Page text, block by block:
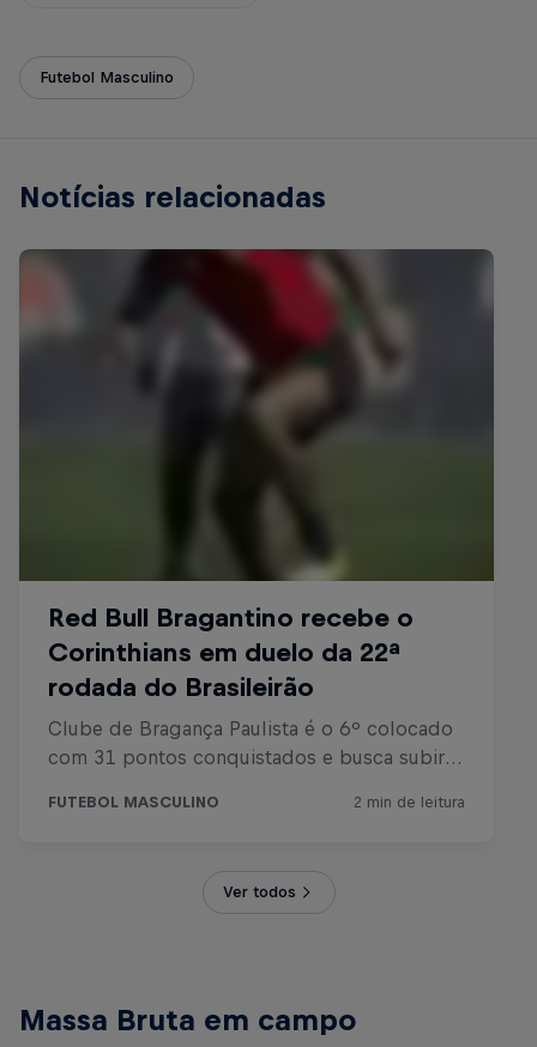
Futebol Masculino
Notícias relacionadas
Ver todos
Massa Bruta em campo